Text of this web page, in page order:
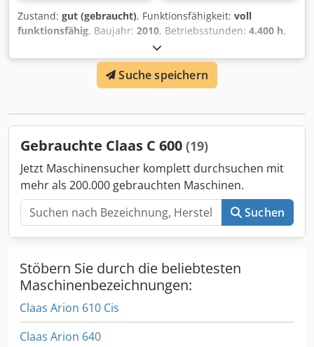
Zustand: gut (gebraucht), Funktionsfähigkeit: voll
funktionsfähig, Baujahr: 2010, Betriebsstunden: 4.400 h,
55,16 kW (75,00 PS),
Maschinen-/Fahrzeugnummer:A2204DAA2203584,
Kabine, Hydraulischer Wendegetriebe, ohne
Klimaanlage, FL80 Lader Dwsdpfxey Eq Upe Ahmea
Suche speichern
Gebrauchte Claas C 600 (19)
Jetzt Maschinensucher komplett durchsuchen mit
mehr als 200.000 gebrauchten Maschinen.
Suchen
Stöbern Sie durch die beliebtesten
Maschinenbezeichnungen:
Claas Arion 610 Cis
Claas Arion 640